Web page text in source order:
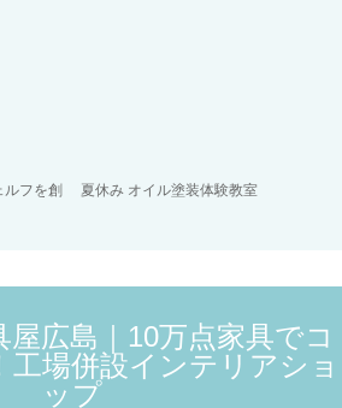
フを創
夏休み オイル塗装体験教室
屋広島｜10万点家具でコ
工場併設インテリアショ
ップ